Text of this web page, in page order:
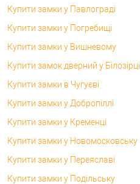
Купити замки у Павлограді
Купити замки у Погребищі
Купити замки у Вишневому
Купити замок дверний у Білозірці
Купити замки в Чугуєві
Купити замки у Добропіллі
Купити замки у Кременці
Купити замки у Новомосковську
Купити замки у Переяславі
Купити замки у Подільську